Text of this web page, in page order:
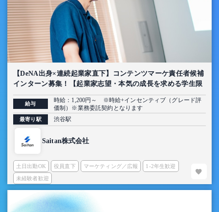
【DeNA出身×連続起業家直下】コンテンツマーケ責任者候補
インターン募集！【起業家志望・本気の成長を求める学生限
定】
給与
時給：1,200円～ ※時給+インセンティブ（グレード評
価制）※業務委託契約となります
最寄り駅 渋谷駅
Saitan株式会社
土日出勤OK 役員直下 マーケティング／広報 1-2年生歓迎
未経験者歓迎